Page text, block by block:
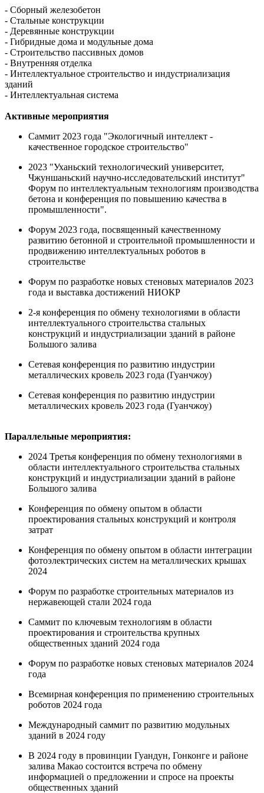
- Сборный железобетон
- Стальные конструкции
- Деревянные конструкции
- Гибридные дома и модульные дома
- Строительство пассивных домов
- Внутренняя отделка
- Интеллектуальное строительство и индустриализация
зданий
- Интеллектуальная система
Активные мероприятия
Саммит 2023 года "Экологичный интеллект -
качественное городское строительство"
2023 "Уханьский технологический университет,
Чжуншаньский научно-исследовательский институт"
Форум по интеллектуальным технологиям производства
бетона и конференция по повышению качества в
промышленности".
Форум 2023 года, посвященный качественному
развитию бетонной и строительной промышленности и
продвижению интеллектуальных роботов в
строительстве
Форум по разработке новых стеновых материалов 2023
года и выставка достижений НИОКР
2-я конференция по обмену технологиями в области
интеллектуального строительства стальных
конструкций и индустриализации зданий в районе
Большого залива
Сетевая конференция по развитию индустрии
металлических кровель 2023 года (Гуанчжоу)
Сетевая конференция по развитию индустрии
металлических кровель 2023 года (Гуанчжоу)
Параллельные мероприятия:
2024 Третья конференция по обмену технологиями в
области интеллектуального строительства стальных
конструкций и индустриализации зданий в районе
Большого залива
Конференция по обмену опытом в области
проектирования стальных конструкций и контроля
затрат
Конференция по обмену опытом в области интеграции
фотоэлектрических систем на металлических крышах
2024
Форум по разработке строительных материалов из
нержавеющей стали 2024 года
Саммит по ключевым технологиям в области
проектирования и строительства крупных
общественных зданий 2024 года
Форум по разработке новых стеновых материалов 2024
года
Всемирная конференция по применению строительных
роботов 2024 года
Международный саммит по развитию модульных
зданий в 2024 году
В 2024 году в провинции Гуандун, Гонконге и районе
залива Макао состоится встреча по обмену
информацией о предложении и спросе на проекты
общественных зданий